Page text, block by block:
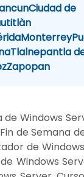
Ciudad de
Monterrey
Tlalnepantla
Zapopan
de Windows
de Semana
de
Windows